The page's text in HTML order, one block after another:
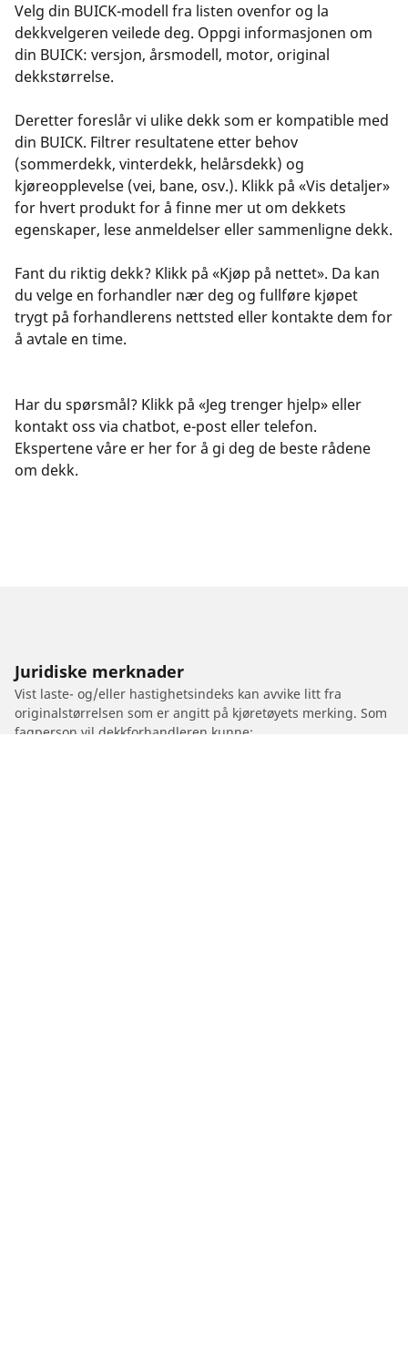
Velg din BUICK-modell fra listen ovenfor og la
dekkvelgeren veilede deg. Oppgi informasjonen om
din BUICK: versjon, årsmodell, motor, original
dekkstørrelse.
Deretter foreslår vi ulike dekk som er kompatible med
din BUICK. Filtrer resultatene etter behov
(sommerdekk, vinterdekk, helårsdekk) og
kjøreopplevelse (vei, bane, osv.). Klikk på «Vis detaljer»
for hvert produkt for å finne mer ut om dekkets
egenskaper, lese anmeldelser eller sammenligne dekk.
Fant du riktig dekk? Klikk på «Kjøp på nettet». Da kan
du velge en forhandler nær deg og fullføre kjøpet
trygt på forhandlerens nettsted eller kontakte dem for
å avtale en time.
Har du spørsmål? Klikk på «Jeg trenger hjelp» eller
kontakt oss via chatbot, e-post eller telefon.
Ekspertene våre er her for å gi deg de beste rådene
om dekk.
Juridiske merknader
Vist laste- og/eller hastighetsindeks kan avvike litt fra
originalstørrelsen som er angitt på kjøretøyets merking. Som
fagperson vil dekkforhandleren kunne: